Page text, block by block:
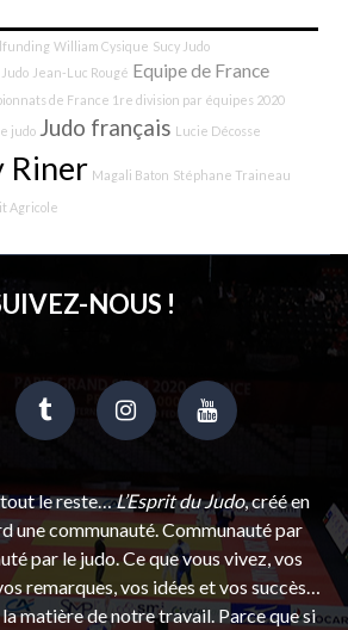
William Cysique Sucy Judo
Judo Jean-Luc Rougé Equipe de France
de France 1re division par équipes 2020
judo Judo français Lucie Décosse
Riner Magali Baton Stéphane Traineau
Agricole
NOUS !
tout le reste…L’Esprit du Judo, créé en
une communauté. Communauté par
par le judo. Ce que vous vivez, vos
remarques, vos idées et vos succès…
matière de notre travail. Parce que si